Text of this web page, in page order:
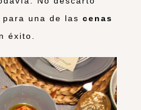
una de las cenas
éxito.